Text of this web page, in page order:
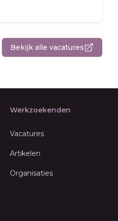
Bekijk alle vacatures
Werkzoekenden
Vacatures
Artikelen
Organisaties